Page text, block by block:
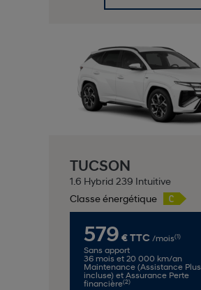
TUCSON
1.6 Hybrid 239 Intuitive
Classe énergétique
579 € TTC /mois(1)
Sans apport
36 mois et 20 000 km/an
Maintenance (Assistance Plus
incluse) et Assurance Perte
financière(2)